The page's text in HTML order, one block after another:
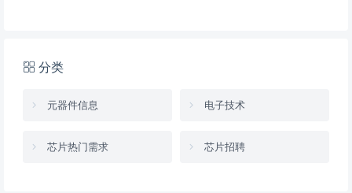
分类
元器件信息 电子技术
芯片热门需求 芯片招聘